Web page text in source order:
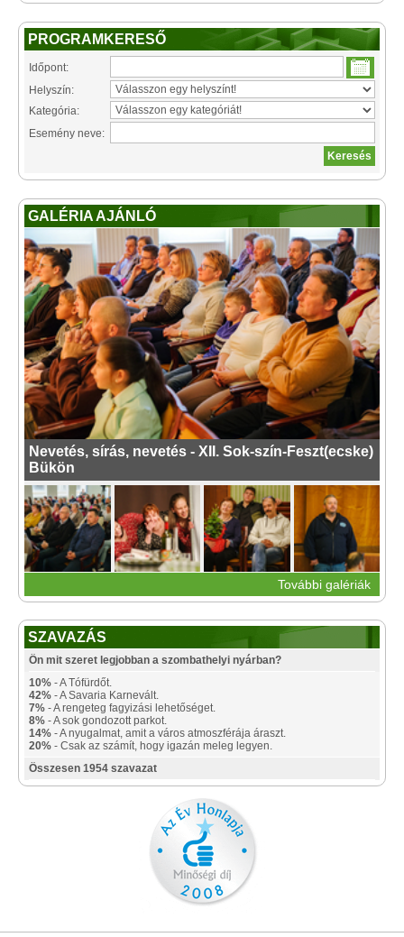
PROGRAMKERESŐ
Időpont:
Helyszín:
Kategória:
Esemény neve:
GALÉRIA AJÁNLÓ
Nevetés, sírás, nevetés - XII. Sok-szín-Feszt(ecske)
Bükön
További galériák
SZAVAZÁS
Ön mit szeret legjobban a szombathelyi nyárban?
10% - A Tófürdőt.
42% - A Savaria Karnevált.
7% - A rengeteg fagyizási lehetőséget.
8% - A sok gondozott parkot.
14% - A nyugalmat, amit a város atmoszférája áraszt.
20% - Csak az számít, hogy igazán meleg legyen.
Összesen 1954 szavazat